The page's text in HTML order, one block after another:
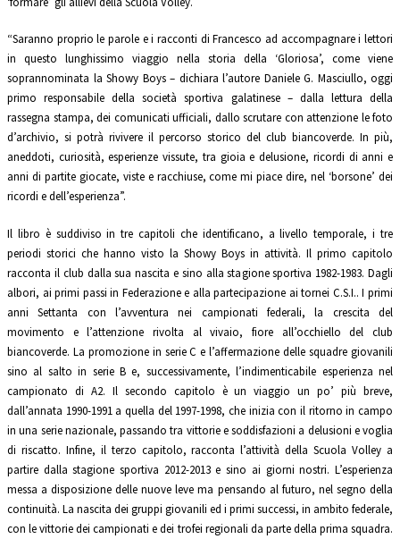
“Saranno proprio le parole e i racconti di Francesco ad accompagnare i lettori
in questo lunghissimo viaggio nella storia della ‘Gloriosa’, come viene
soprannominata la Showy Boys – dichiara l’autore Daniele G. Masciullo, oggi
primo responsabile della società sportiva galatinese – dalla lettura della
rassegna stampa, dei comunicati ufficiali, dallo scrutare con attenzione le foto
d’archivio, si potrà rivivere il percorso storico del club biancoverde. In più,
aneddoti, curiosità, esperienze vissute, tra gioia e delusione, ricordi di anni e
anni di partite giocate, viste e racchiuse, come mi piace dire, nel ‘borsone’ dei
ricordi e dell’esperienza”.
Il libro è suddiviso in tre capitoli che identificano, a livello temporale, i tre
periodi storici che hanno visto la Showy Boys in attività. Il primo capitolo
racconta il club dalla sua nascita e sino alla stagione sportiva 1982-1983. Dagli
albori, ai primi passi in Federazione e alla partecipazione ai tornei C.S.I.. I primi
anni Settanta con l’avventura nei campionati federali, la crescita del
movimento e l’attenzione rivolta al vivaio, fiore all’occhiello del club
biancoverde. La promozione in serie C e l’affermazione delle squadre giovanili
sino al salto in serie B e, successivamente, l’indimenticabile esperienza nel
campionato di A2. Il secondo capitolo è un viaggio un po’ più breve,
dall’annata 1990-1991 a quella del 1997-1998, che inizia con il ritorno in campo
in una serie nazionale, passando tra vittorie e soddisfazioni a delusioni e voglia
di riscatto. Infine, il terzo capitolo, racconta l’attività della Scuola Volley a
partire dalla stagione sportiva 2012-2013 e sino ai giorni nostri. L’esperienza
messa a disposizione delle nuove leve ma pensando al futuro, nel segno della
continuità. La nascita dei gruppi giovanili ed i primi successi, in ambito federale,
con le vittorie dei campionati e dei trofei regionali da parte della prima squadra.